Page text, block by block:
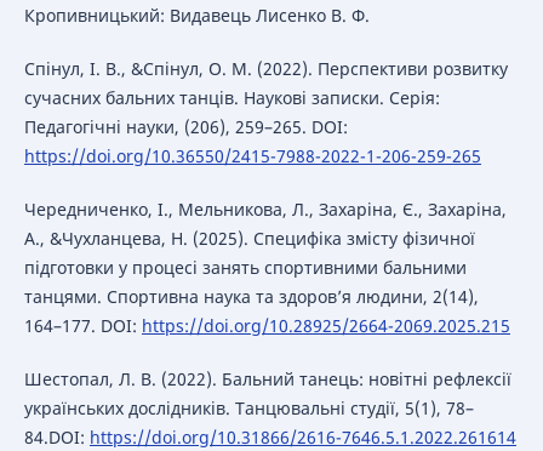
Кропивницький: Видавець Лисенко В. Ф.
Спінул, І. В., &Спінул, О. М. (2022). Перспективи розвитку
сучасних бальних танців. Наукові записки. Серія:
Педагогічні науки, (206), 259–265. DOI:
https://doi.org/10.36550/2415-7988-2022-1-206-259-265
Чередниченко, І., Мельникова, Л., Захаріна, Є., Захаріна,
А., &Чухланцева, Н. (2025). Специфіка змісту фізичної
підготовки у процесі занять спортивними бальними
танцями. Спортивна наука та здоров’я людини, 2(14),
164–177. DOI: https://doi.org/10.28925/2664-2069.2025.215
Шестопал, Л. В. (2022). Бальний танець: новітні рефлексії
українських дослідників. Танцювальні студії, 5(1), 78–
84.DOI: https://doi.org/10.31866/2616-7646.5.1.2022.261614